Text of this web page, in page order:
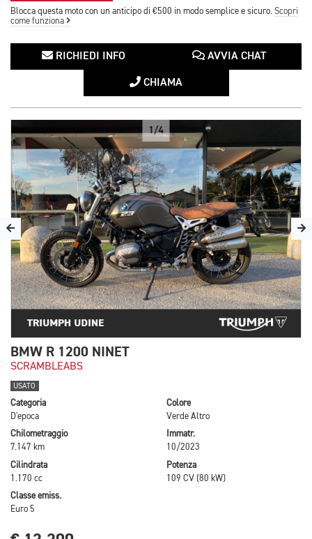
Blocca questa moto con un anticipo di €500 in modo semplice e sicuro. Scopri
come funziona
RICHIEDI INFO AVVIA CHAT
CHIAMA
1/4
BMW R 1200 NINET
SCRAMBLEABS
USATO
Categoria
D'epoca
Colore
Verde Altro
Chilometraggio
7.147 km
Immatr.
10/2023
Cilindrata
1.170 cc
Potenza
109 CV (80 kW)
Classe emiss.
Euro 5